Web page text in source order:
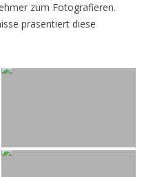
zum Fotografieren.
präsentiert diese